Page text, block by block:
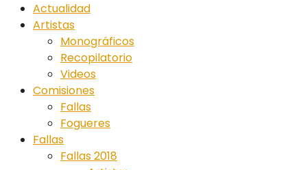
Actualidad
Artistas
Monográficos
Recopilatorio
Videos
Comisiones
Fallas
Fogueres
Fallas
Fallas 2018